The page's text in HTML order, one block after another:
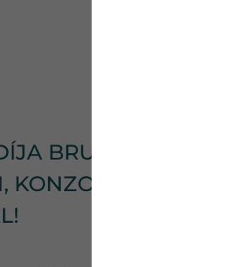
BRUTTÓ 120.000,-
KONZOLLAL,